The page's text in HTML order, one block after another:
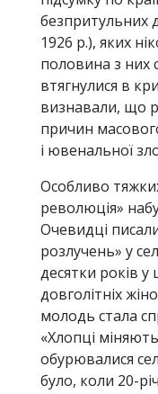
безпритульних
1926 р.), яких
половина з них
втягнулися в
визнавали, що
причин
і ювенальної
Особливо
революція»
Очевидці
розлучень» у
десятки років
довголітніх
молодь стала
«Хлопці
обурювалися
було, коли 20-